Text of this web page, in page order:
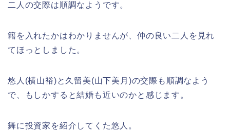
二人の交際は順調なようです。
籍を入れたかはわかりませんが、仲の良い二人を見れ
てほっとしました。
悠人(横山裕)と久留美(山下美月)の交際も順調なよう
で、もしかすると結婚も近いのかと感じます。
舞に投資家を紹介してくた悠人。